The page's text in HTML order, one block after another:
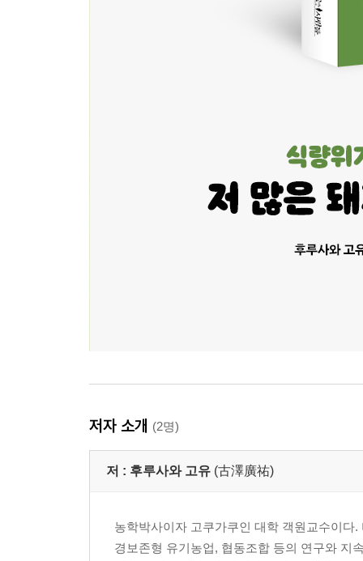
저자 소개 (2명)
저 : 후루사와 고유 (古澤廣祐)
농학박사이자 고쿠가쿠인 대학 객원교수이다
경보존형 유기농업, 협동조합 등의 연구와 지